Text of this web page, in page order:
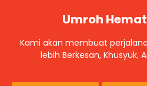
Umroh Hemat
Kami akan membuat
lebih Berkesan, Khusyuk,